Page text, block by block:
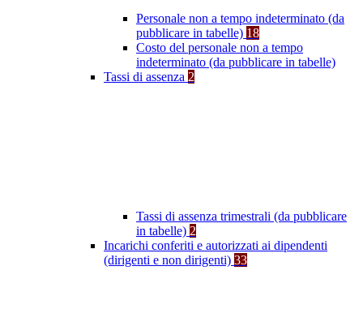
Personale non a tempo indeterminato (da
pubblicare in tabelle) 18
Costo del personale non a tempo
indeterminato (da pubblicare in tabelle)
Tassi di assenza 2
Tassi di assenza trimestrali (da pubblicare
in tabelle) 2
Incarichi conferiti e autorizzati ai dipendenti
(dirigenti e non dirigenti) 33